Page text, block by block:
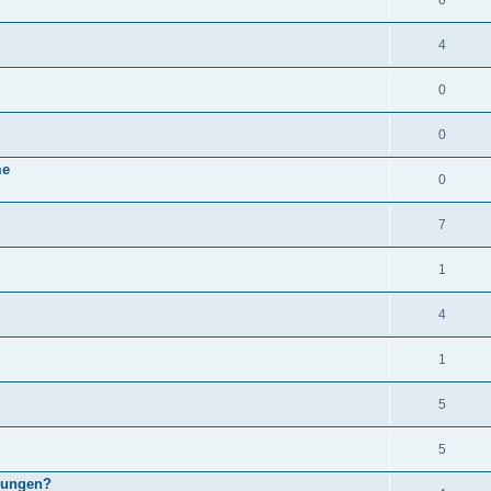
4
0
0
0
7
1
4
1
5
5